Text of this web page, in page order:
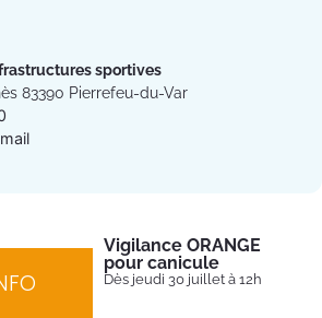
sportives
83390 Pierrefeu-du-Var
Vigilance ORANGE
pour canicule
Dès jeudi 30 juillet à 12h